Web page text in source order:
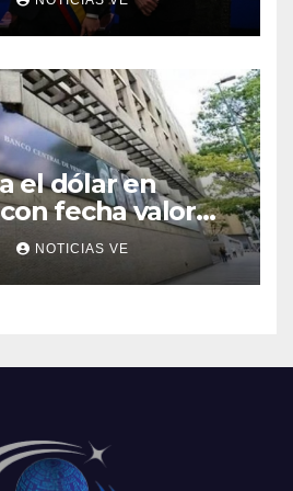
el dólar en
fecha valor
de 2026
NOTICIAS VE